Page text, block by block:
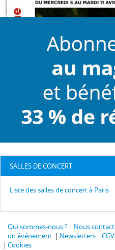
SALLES DE CONCERT
Liste des salles de concert à Paris
Qui sommes-nous ? Nous
un événement
Newsletters CGV
Cookies